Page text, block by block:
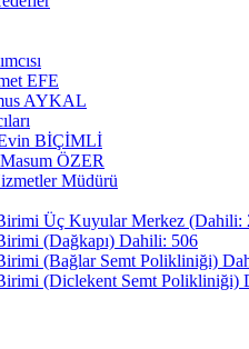
EFE
AYKAL
BİÇİMLİ
ÖZER
Müdürü
Üç Kuyular Merkez (Dahili:
(Dağkapı) Dahili: 506
(Bağlar Semt Polikliniği)
(Diclekent Semt Polikliniği)